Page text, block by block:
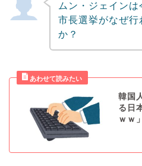
ムン・ジェイン
市長選挙がなぜ
か？
韓国
る日
ｗｗ」